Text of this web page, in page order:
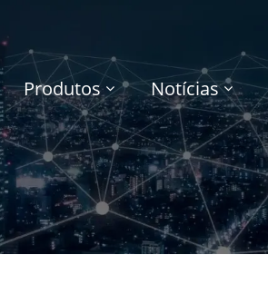
Produtos Notícias